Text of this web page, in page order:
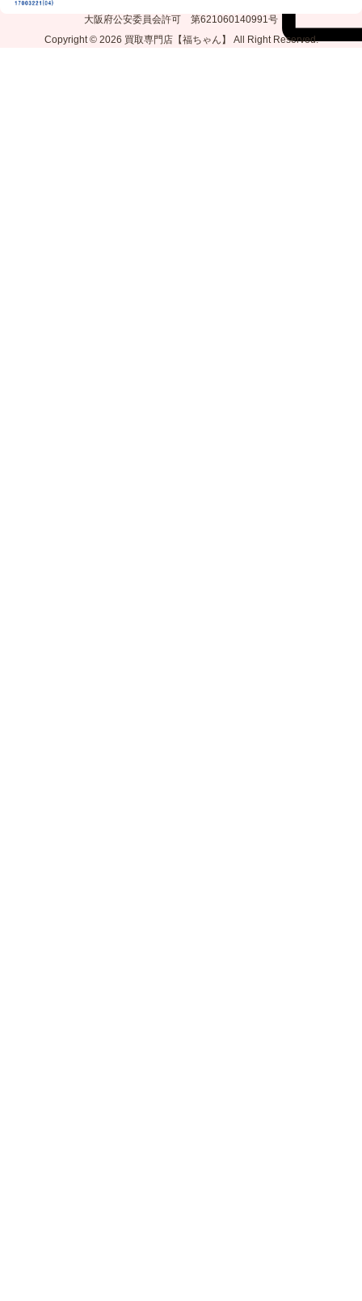
大阪府公安委員会許可 第621060140991号
Copyright © 2026 買取専門店【福ちゃん】 All Right Reserved.